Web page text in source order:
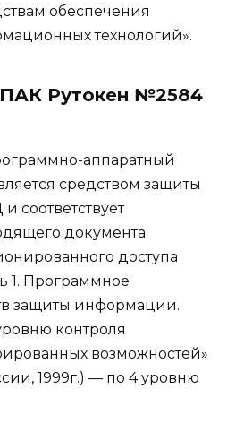
обеспечения
технологий».
Рутокен №2584
аппаратный
средством защиты
соответствует
документа
доступа
1. Программное
защиты информации.
контроля
возможностей»
1999г.) — по 4 уровню